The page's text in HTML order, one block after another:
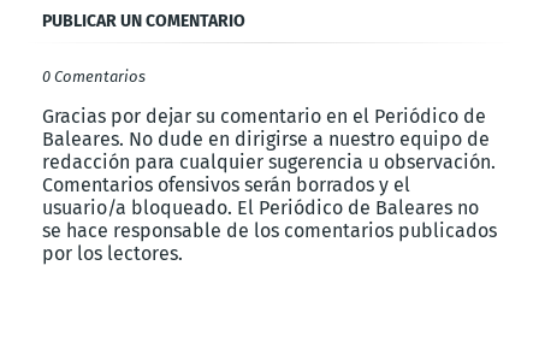
PUBLICAR UN COMENTARIO
0 Comentarios
Gracias por dejar su comentario en el Periódico de
Baleares. No dude en dirigirse a nuestro equipo de
redacción para cualquier sugerencia u observación.
Comentarios ofensivos serán borrados y el
usuario/a bloqueado. El Periódico de Baleares no
se hace responsable de los comentarios publicados
por los lectores.